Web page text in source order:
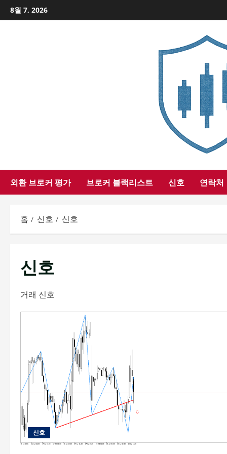
Skip
to
8월 7, 2026
외환 브로커 평가 브로커 블랙리스트 신호 연락처
홈 신호 신호
신호
거래 신호
신호